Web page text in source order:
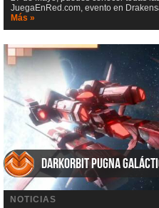
JuegaEnRed.com, evento en
Más »
DarkOrbit Pugna
NOTICIAS